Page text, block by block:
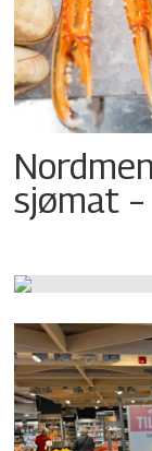
sjømat